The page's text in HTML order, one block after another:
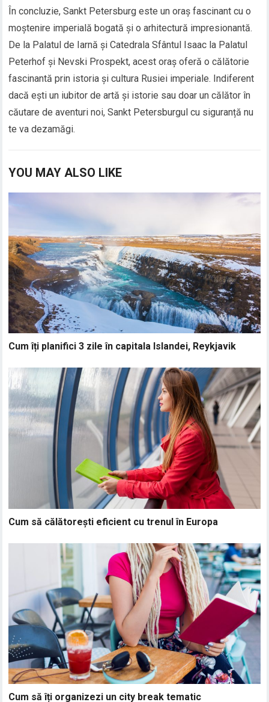
În concluzie, Sankt Petersburg este un oraș fascinant cu o
moștenire imperială bogată și o arhitectură impresionantă.
De la Palatul de Iarnă și Catedrala Sfântul Isaac la Palatul
Peterhof și Nevski Prospekt, acest oraș oferă o călătorie
fascinantă prin istoria și cultura Rusiei imperiale. Indiferent
dacă ești un iubitor de artă și istorie sau doar un călător în
căutare de aventuri noi, Sankt Petersburgul cu siguranță nu
te va dezamăgi.
YOU MAY ALSO LIKE
Cum îți planifici 3 zile în capitala Islandei, Reykjavik
Cum să călătorești eficient cu trenul în Europa
Cum să îți organizezi un city break tematic